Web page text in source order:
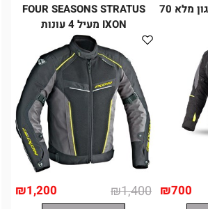
מעיל 4 עונות עם מיגון מלא 70
₪700
FOUR SEASONS STRATUS
IXON מעיל 4 עונות
₪1,400
₪1,200